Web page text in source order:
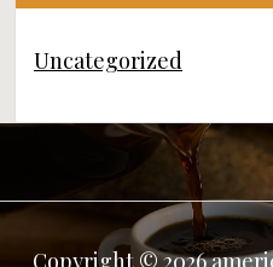
Uncategorized
Copyright © 2026